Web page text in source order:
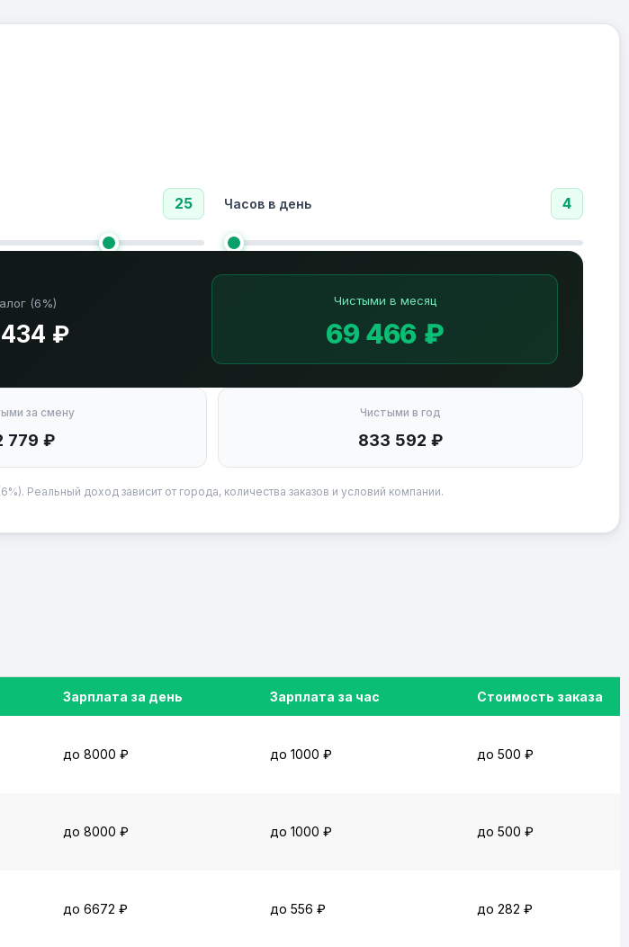
25 Часов в день 4
(6%)
₽
Чистыми в месяц
69 466 ₽
за смену
779 ₽
Чистыми в год
833 592 ₽
Реальный доход зависит от города, количества заказов и условий компании.
Зарплата за день Зарплата за час Стоимость заказа
до 8000 ₽ до 1000 ₽ до 500 ₽
до 8000 ₽ до 1000 ₽ до 500 ₽
до 6672 ₽ до 556 ₽ до 282 ₽